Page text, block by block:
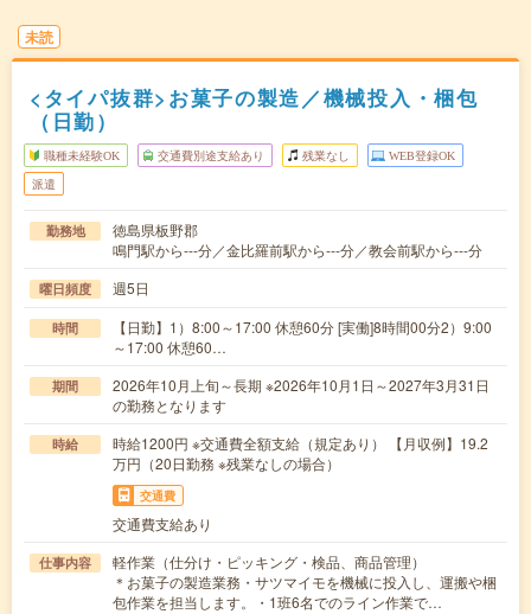
未読
<タイパ抜群>お菓子の製造／機械投入・梱包
（日勤）
職種未経験OK 交通費別途支給あり 残業なし WEB登録OK
派遣
勤務地
徳島県板野郡
鳴門駅から---分／金比羅前駅から---分／教会前駅から---分
曜日頻度 週5日
時間
【日勤】1）8:00～17:00 休憩60分 [実働]8時間00分2）9:00
～17:00 休憩60…
期間
2026年10月上旬～長期 ※2026年10月1日～2027年3月31日
の勤務となります
時給
時給1200円 ※交通費全額支給（規定あり） 【月収例】19.2
万円（20日勤務 ※残業なしの場合）
交通費
交通費支給あり
仕事内容
軽作業（仕分け・ピッキング・検品、商品管理）
＊お菓子の製造業務・サツマイモを機械に投入し、運搬や梱
包作業を担当します。・1班6名でのライン作業で…